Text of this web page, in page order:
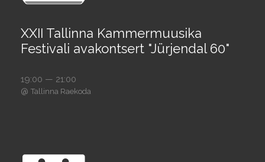
XXII Tallinna Kammermuusika
Festivali avakontsert "Jürjendal 60"
19:00 — 21:00
@ Tallinna Raekoda